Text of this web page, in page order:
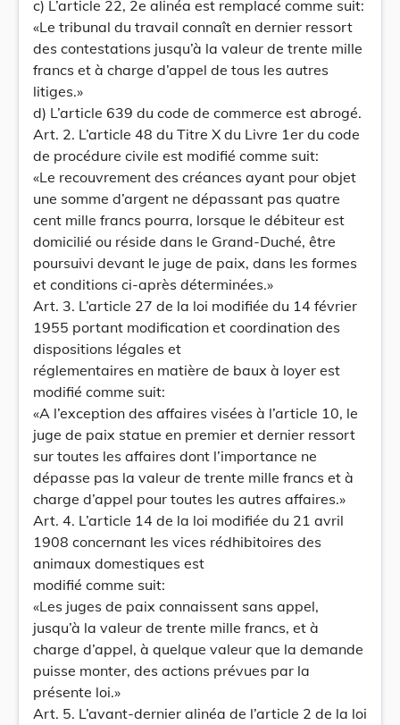
c) L’article 22, 2e alinéa est remplacé comme suit:
«Le tribunal du travail connaît en dernier ressort
des contestations jusqu’à la valeur de trente mille
francs et à charge d’appel de tous les autres
litiges.»
d) L’article 639 du code de commerce est abrogé.
Art. 2. L’article 48 du Titre X du Livre 1er du code
de procédure civile est modifié comme suit:
«Le recouvrement des créances ayant pour objet
une somme d’argent ne dépassant pas quatre
cent mille francs pourra, lorsque le débiteur est
domicilié ou réside dans le Grand-Duché, être
poursuivi devant le juge de paix, dans les formes
et conditions ci-après déterminées.»
Art. 3. L’article 27 de la loi modifiée du 14 février
1955 portant modification et coordination des
dispositions légales et
réglementaires en matière de baux à loyer est
modifié comme suit:
«A l’exception des affaires visées à l’article 10, le
juge de paix statue en premier et dernier ressort
sur toutes les affaires dont l’importance ne
dépasse pas la valeur de trente mille francs et à
charge d’appel pour toutes les autres affaires.»
Art. 4. L’article 14 de la loi modifiée du 21 avril
1908 concernant les vices rédhibitoires des
animaux domestiques est
modifié comme suit:
«Les juges de paix connaissent sans appel,
jusqu’à la valeur de trente mille francs, et à
charge d’appel, à quelque valeur que la demande
puisse monter, des actions prévues par la
présente loi.»
Art. 5. L’avant-dernier alinéa de l’article 2 de la loi